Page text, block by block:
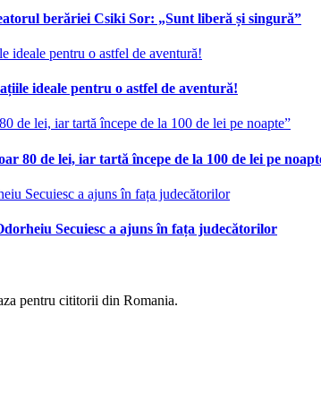
berăriei Csiki Sor: „Sunt liberă și singură”
ideale pentru o astfel de aventură!
80 de lei, iar tartă începe de la 100 de lei pe
Secuiesc a ajuns în fața judecătorilor
pentru cititorii din Romania.